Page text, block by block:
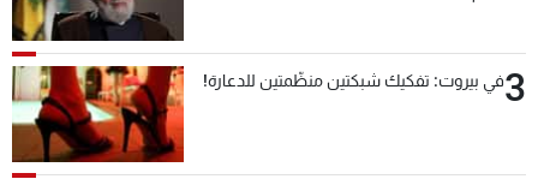
3في بيروت: تفكيك شبكتين منظّمتين للدعارة!